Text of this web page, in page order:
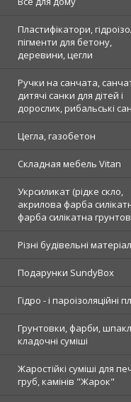
Пластифікатори,
пігменти для бетону,
деревини, цегли
Ручки на санчата,
дитячі санки для дітей і
дорослих, рибальські
Цегла, газобетон
Складная мебель Vitan
Укрсиликат (рідке скло,
акрилова фарба
фарба силікатна
Різні будівельні
Подарунки SundyBox
Гідро - і пароізоляційні
Грунтовки, фарби,
кладочні суміші
Жаростійкі суміші для
груб, камінів "Жарок"